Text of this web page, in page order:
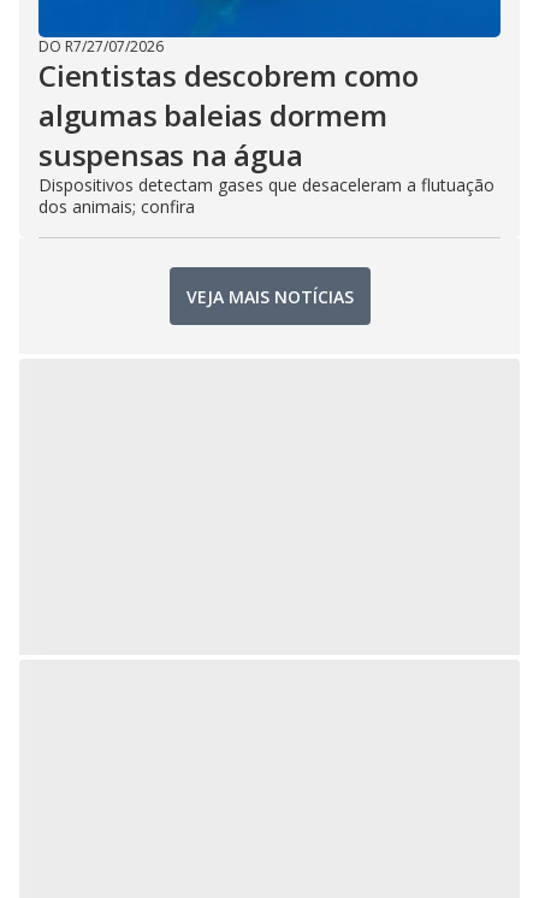
DO R7/27/07/2026
Cientistas descobrem como
algumas baleias dormem
suspensas na água
Dispositivos detectam gases que desaceleram a flutuação
dos animais; confira
VEJA MAIS NOTÍCIAS